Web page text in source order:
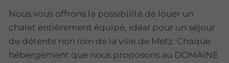
Nous vous offrons la possibilité de louer un
chalet entièrement équipé, idéal pour un séjour
de détente non loin de la ville de Metz. Chaque
hébergement que nous proposons au DOMAINE